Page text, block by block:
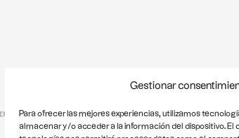
Gestionar
Para ofrecer las mejores experiencias, utilizamos
almacenar y/o acceder a la información del dispositivo. El